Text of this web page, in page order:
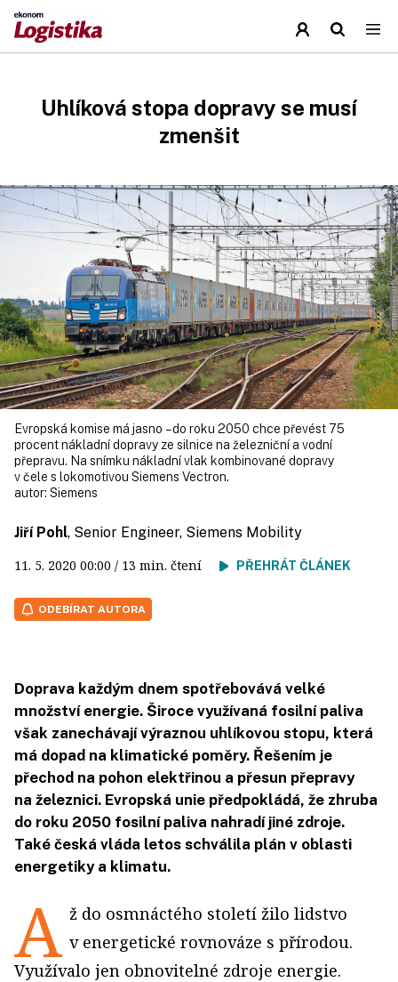
Uhlíková stopa dopravy se musí
zmenšit
Evropská komise má jasno – do roku 2050 chce převést 75
procent nákladní dopravy ze silnice na železniční a vodní
přepravu. Na snímku nákladní vlak kombinované dopravy
v čele s lokomotivou Siemens Vectron.
autor: Siemens
Jiří Pohl, Senior Engineer, Siemens Mobility
11. 5. 2020 00:00 / 13 min. čtení PŘEHRÁT ČLÁNEK
ODEBÍRAT AUTORA
Doprava každým dnem spotřebovává velké
množství energie. Široce využívaná fosilní paliva
však zanechávají výraznou uhlíkovou stopu, která
má dopad na klimatické poměry. Řešením je
přechod na pohon elektřinou a přesun přepravy
na železnici. Evropská unie předpokládá, že zhruba
do roku 2050 fosilní paliva nahradí jiné zdroje.
Také česká vláda letos schválila plán v oblasti
energetiky a klimatu.
A ž do osmnáctého století žilo lidstvo
v energetické rovnováze s přírodou.
Využívalo jen obnovitelné zdroje energie.